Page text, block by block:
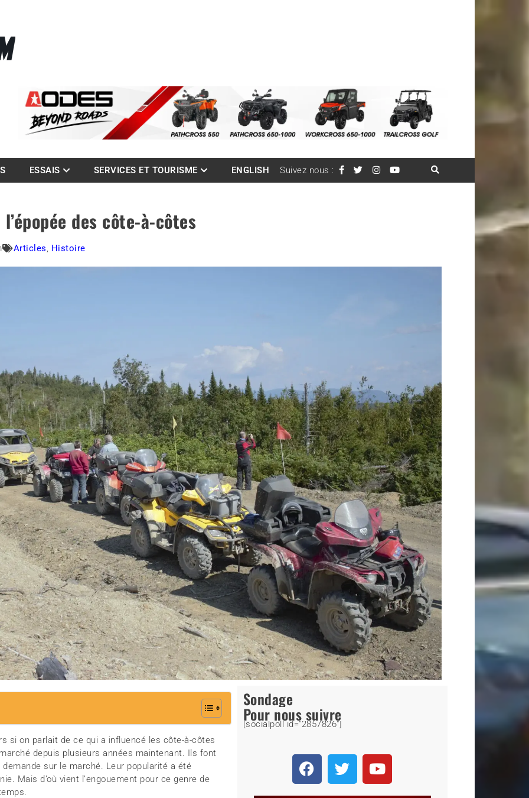
ESSAIS SERVICES ET TOURISME ENGLISH Suivez nous :
des côte-à-côtes
Articles, Histoire
si on parlait de ce qui a influencé les côte-à-côtes
depuis plusieurs années maintenant. Ils font
sur le marché. Leur popularité a été
Mais d’où vient l’engouement pour ce genre de
Sondage
[socialpoll id="2857826"]
Pour nous suivre